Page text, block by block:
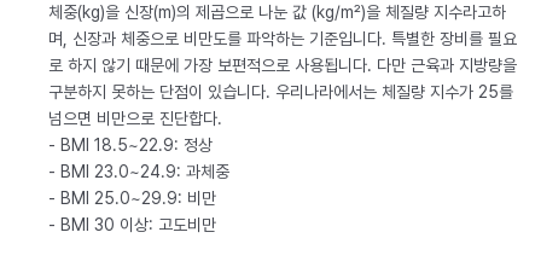
체중(kg)을 신장(m)의 제곱으로 나눈 값 (kg/m²)을 체질량 지수라고하
며, 신장과 체중으로 비만도를 파악하는 기준입니다. 특별한 장비를 필요
로 하지 않기 때문에 가장 보편적으로 사용됩니다. 다만 근육과 지방량을
구분하지 못하는 단점이 있습니다. 우리나라에서는 체질량 지수가 25를
넘으면 비만으로 진단합다.
- BMI 18.5~22.9: 정상
- BMI 23.0~24.9: 과체중
- BMI 25.0~29.9: 비만
- BMI 30 이상: 고도비만